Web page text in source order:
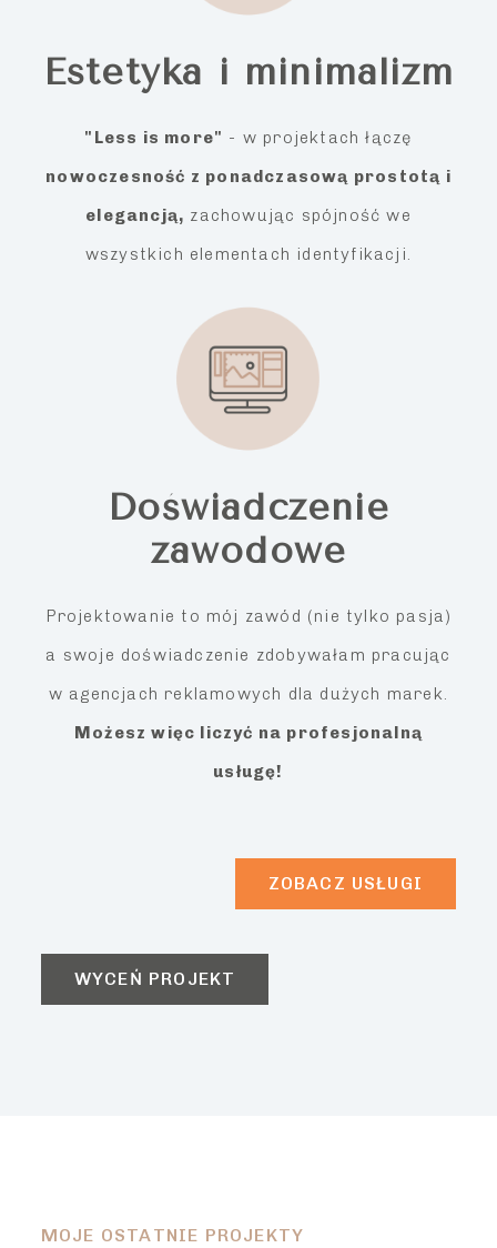
Estetyka i minimalizm
"Less is more" - w projektach łączę
nowoczesność z ponadczasową prostotą i
elegancją, zachowując spójność we
wszystkich elementach identyfikacji.
Doświadczenie
zawodowe
Projektowanie to mój zawód (nie tylko pasja)
a swoje doświadczenie zdobywałam pracując
w agencjach reklamowych dla dużych marek.
Możesz więc liczyć na profesjonalną
usługę!
ZOBACZ USŁUGI
WYCEŃ PROJEKT
MOJE OSTATNIE PROJEKTY